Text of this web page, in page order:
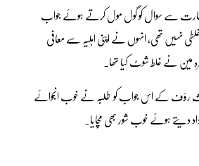
سے سوال کو گول مول کرتے ہوئے جواب
نہیں تھی، انہوں نے اپنی اہلیہ سے معافی
مین نے غلط شوٹ کیا تھا۔
رؤف کے اس جواب کو طلبہ نے خوب انجوائے
دیتے ہوئے خوب شور بھی مچایا۔